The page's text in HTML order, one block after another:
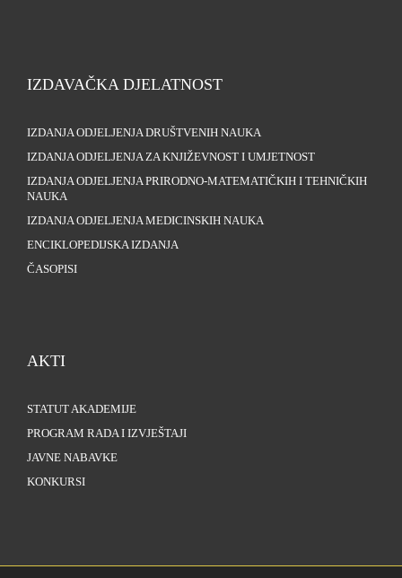
IZDAVAČKA DJELATNOST
IZDANJA ODJELJENJA DRUŠTVENIH NAUKA
IZDANJA ODJELJENJA ZA KNJIŽEVNOST I UMJETNOST
IZDANJA ODJELJENJA PRIRODNO-MATEMATIČKIH I TEHNIČKIH
NAUKA
IZDANJA ODJELJENJA MEDICINSKIH NAUKA
ENCIKLOPEDIJSKA IZDANJA
ČASOPISI
AKTI
STATUT AKADEMIJE
PROGRAM RADA I IZVJEŠTAJI
JAVNE NABAVKE
KONKURSI